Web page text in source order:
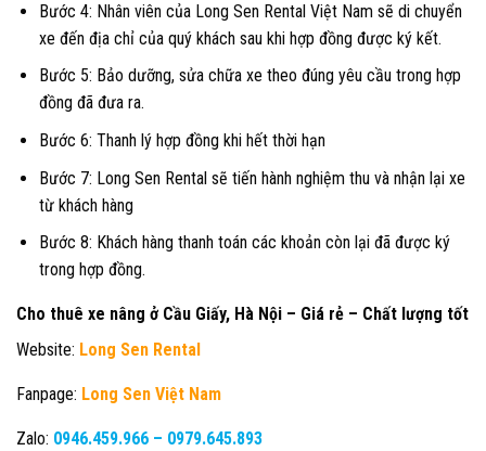
Bước 4: Nhân viên của Long Sen Rental Việt Nam sẽ di chuyển
xe đến địa chỉ của quý khách sau khi hợp đồng được ký kết.
Bước 5: Bảo dưỡng, sửa chữa xe theo đúng yêu cầu trong hợp
đồng đã đưa ra.
Bước 6: Thanh lý hợp đồng khi hết thời hạn
Bước 7: Long Sen Rental sẽ tiến hành nghiệm thu và nhận lại xe
từ khách hàng
Bước 8: Khách hàng thanh toán các khoản còn lại đã được ký
trong hợp đồng.
Cho thuê xe nâng ở Cầu Giấy, Hà Nội – Giá rẻ – Chất lượng tốt
Website: Long Sen Rental
Fanpage: Long Sen Việt Nam
Zalo: 0946.459.966 – 0979.645.893